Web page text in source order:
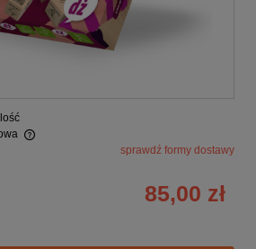
kosztów płatnościsprawdź formy dostawy
85,00 zł